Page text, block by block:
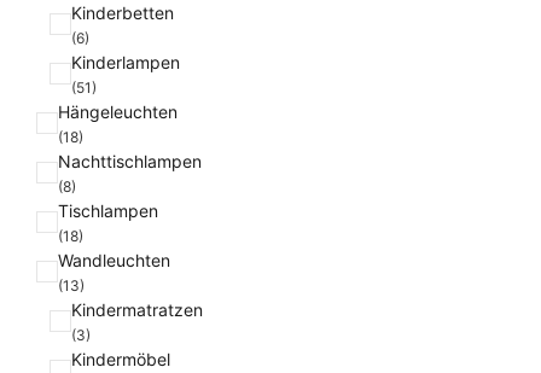
Kinderbetten
(6)
Kinderlampen
(51)
Hängeleuchten
(18)
Nachttischlampen
(8)
Tischlampen
(18)
Wandleuchten
(13)
Kindermatratzen
(3)
Kindermöbel